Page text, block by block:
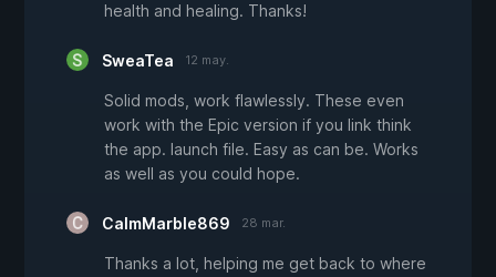
health and healing. Thanks!
SweaTea 12 may.
Solid mods, work flawlessly. These even
work with the Epic version if you link think
the app. launch file. Easy as can be. Works
as well as you could hope.
CalmMarble869 28 mar.
Thanks a lot, helping me get back to where